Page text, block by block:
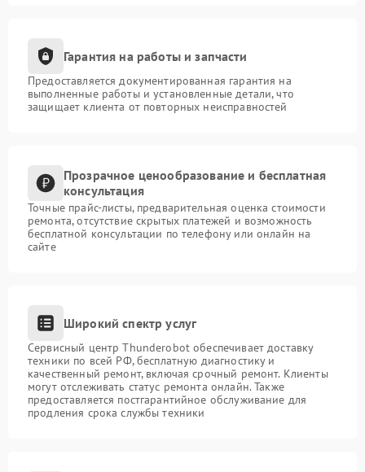
Гарантия на работы и запчасти
Предоставляется документированная гарантия на
выполненные работы и установленные детали, что
защищает клиента от повторных неисправностей
Прозрачное ценообразование и бесплатная
консультация
Точные прайс-листы, предварительная оценка стоимости
ремонта, отсутствие скрытых платежей и возможность
бесплатной консультации по телефону или онлайн на
сайте
Широкий спектр услуг
Сервисный центр Thunderobot обеспечивает доставку
техники по всей РФ, бесплатную диагностику и
качественный ремонт, включая срочный ремонт. Клиенты
могут отслеживать статус ремонта онлайн. Также
предоставляется постгарантийное обслуживание для
продления срока службы техники